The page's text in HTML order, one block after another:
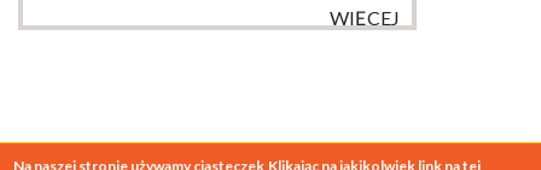
WIĘCEJ
Na naszej stronie używamy ciasteczek Klikając na jakikolwiek link na tej